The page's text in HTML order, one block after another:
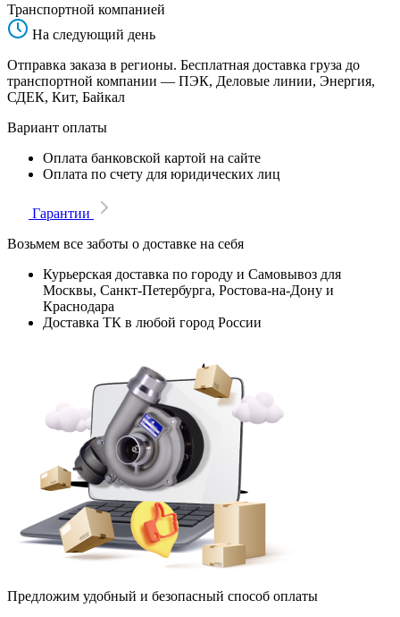
Транспортной компанией
На следующий день
Отправка заказа в регионы. Бесплатная доставка груза до
транспортной компании — ПЭК, Деловые линии, Энергия,
СДЕК, Кит, Байкал
Вариант оплаты
Оплата банковской картой на сайте
Оплата по счету для юридических лиц
Гарантии
Возьмем все заботы о доставке на себя
Курьерская доставка по городу и Самовывоз для
Москвы, Санкт-Петербурга, Ростова-на-Дону и
Краснодара
Доставка ТК в любой город России
Предложим удобный и безопасный способ оплаты